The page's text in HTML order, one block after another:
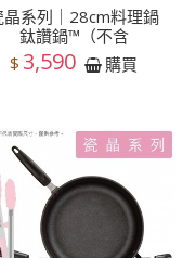
晶系列｜28cm料理鍋
鈦讚鍋™（不含
$ 3,590 購買